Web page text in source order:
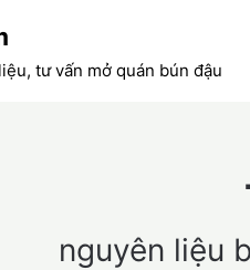
tư vấn mở quán bún đậu
nguyên liệu